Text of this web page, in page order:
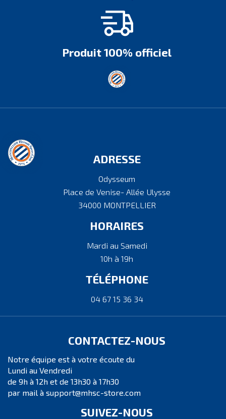
Produit 100% officiel
ADRESSE
Odysseum
Place de Venise- Allée Ulysse
34000 MONTPELLIER
HORAIRES
Mardi au Samedi
10h à 19h
TÉLÉPHONE
04 67 15 36 34
CONTACTEZ-NOUS
Notre équipe est à votre écoute du
Lundi au Vendredi
de 9h à 12h et de 13h30 à 17h30
par mail à support@mhsc-store.com
SUIVEZ-NOUS